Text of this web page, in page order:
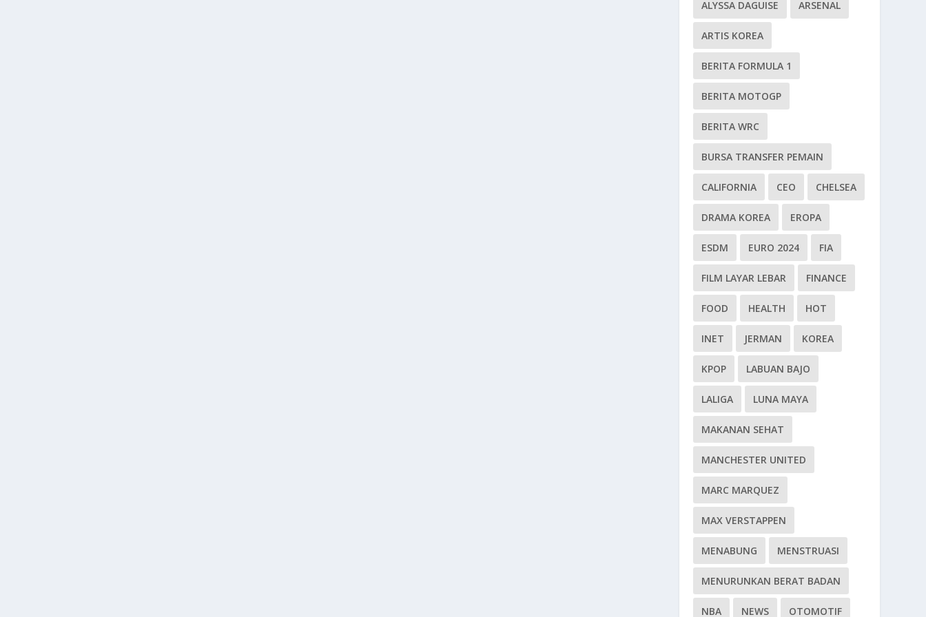
ALYSSA DAGUISE ARSENAL
ARTIS KOREA
BERITA FORMULA 1
BERITA MOTOGP
BERITA WRC
BURSA TRANSFER PEMAIN
CALIFORNIA CEO CHELSEA
DRAMA KOREA EROPA
ESDM EURO 2024 FIA
FILM LAYAR LEBAR FINANCE
FOOD HEALTH HOT
INET JERMAN KOREA
KPOP LABUAN BAJO
LALIGA LUNA MAYA
MAKANAN SEHAT
MANCHESTER UNITED
MARC MARQUEZ
MAX VERSTAPPEN
MENABUNG MENSTRUASI
MENURUNKAN BERAT BADAN
NBA NEWS OTOMOTIF